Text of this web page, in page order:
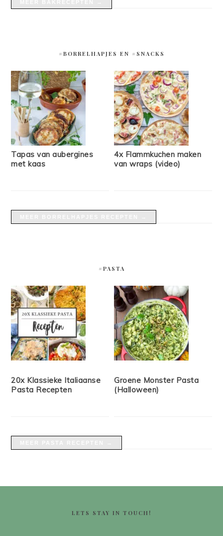
#BORRELHAPJES EN #SNACKS
Tapas van aubergines
met kaas
4x Flammkuchen maken
van wraps (video)
#PASTA
20x Klassieke Italiaanse
Pasta Recepten
Groene Monster Pasta
(Halloween)
LETS STAY IN TOUCH!